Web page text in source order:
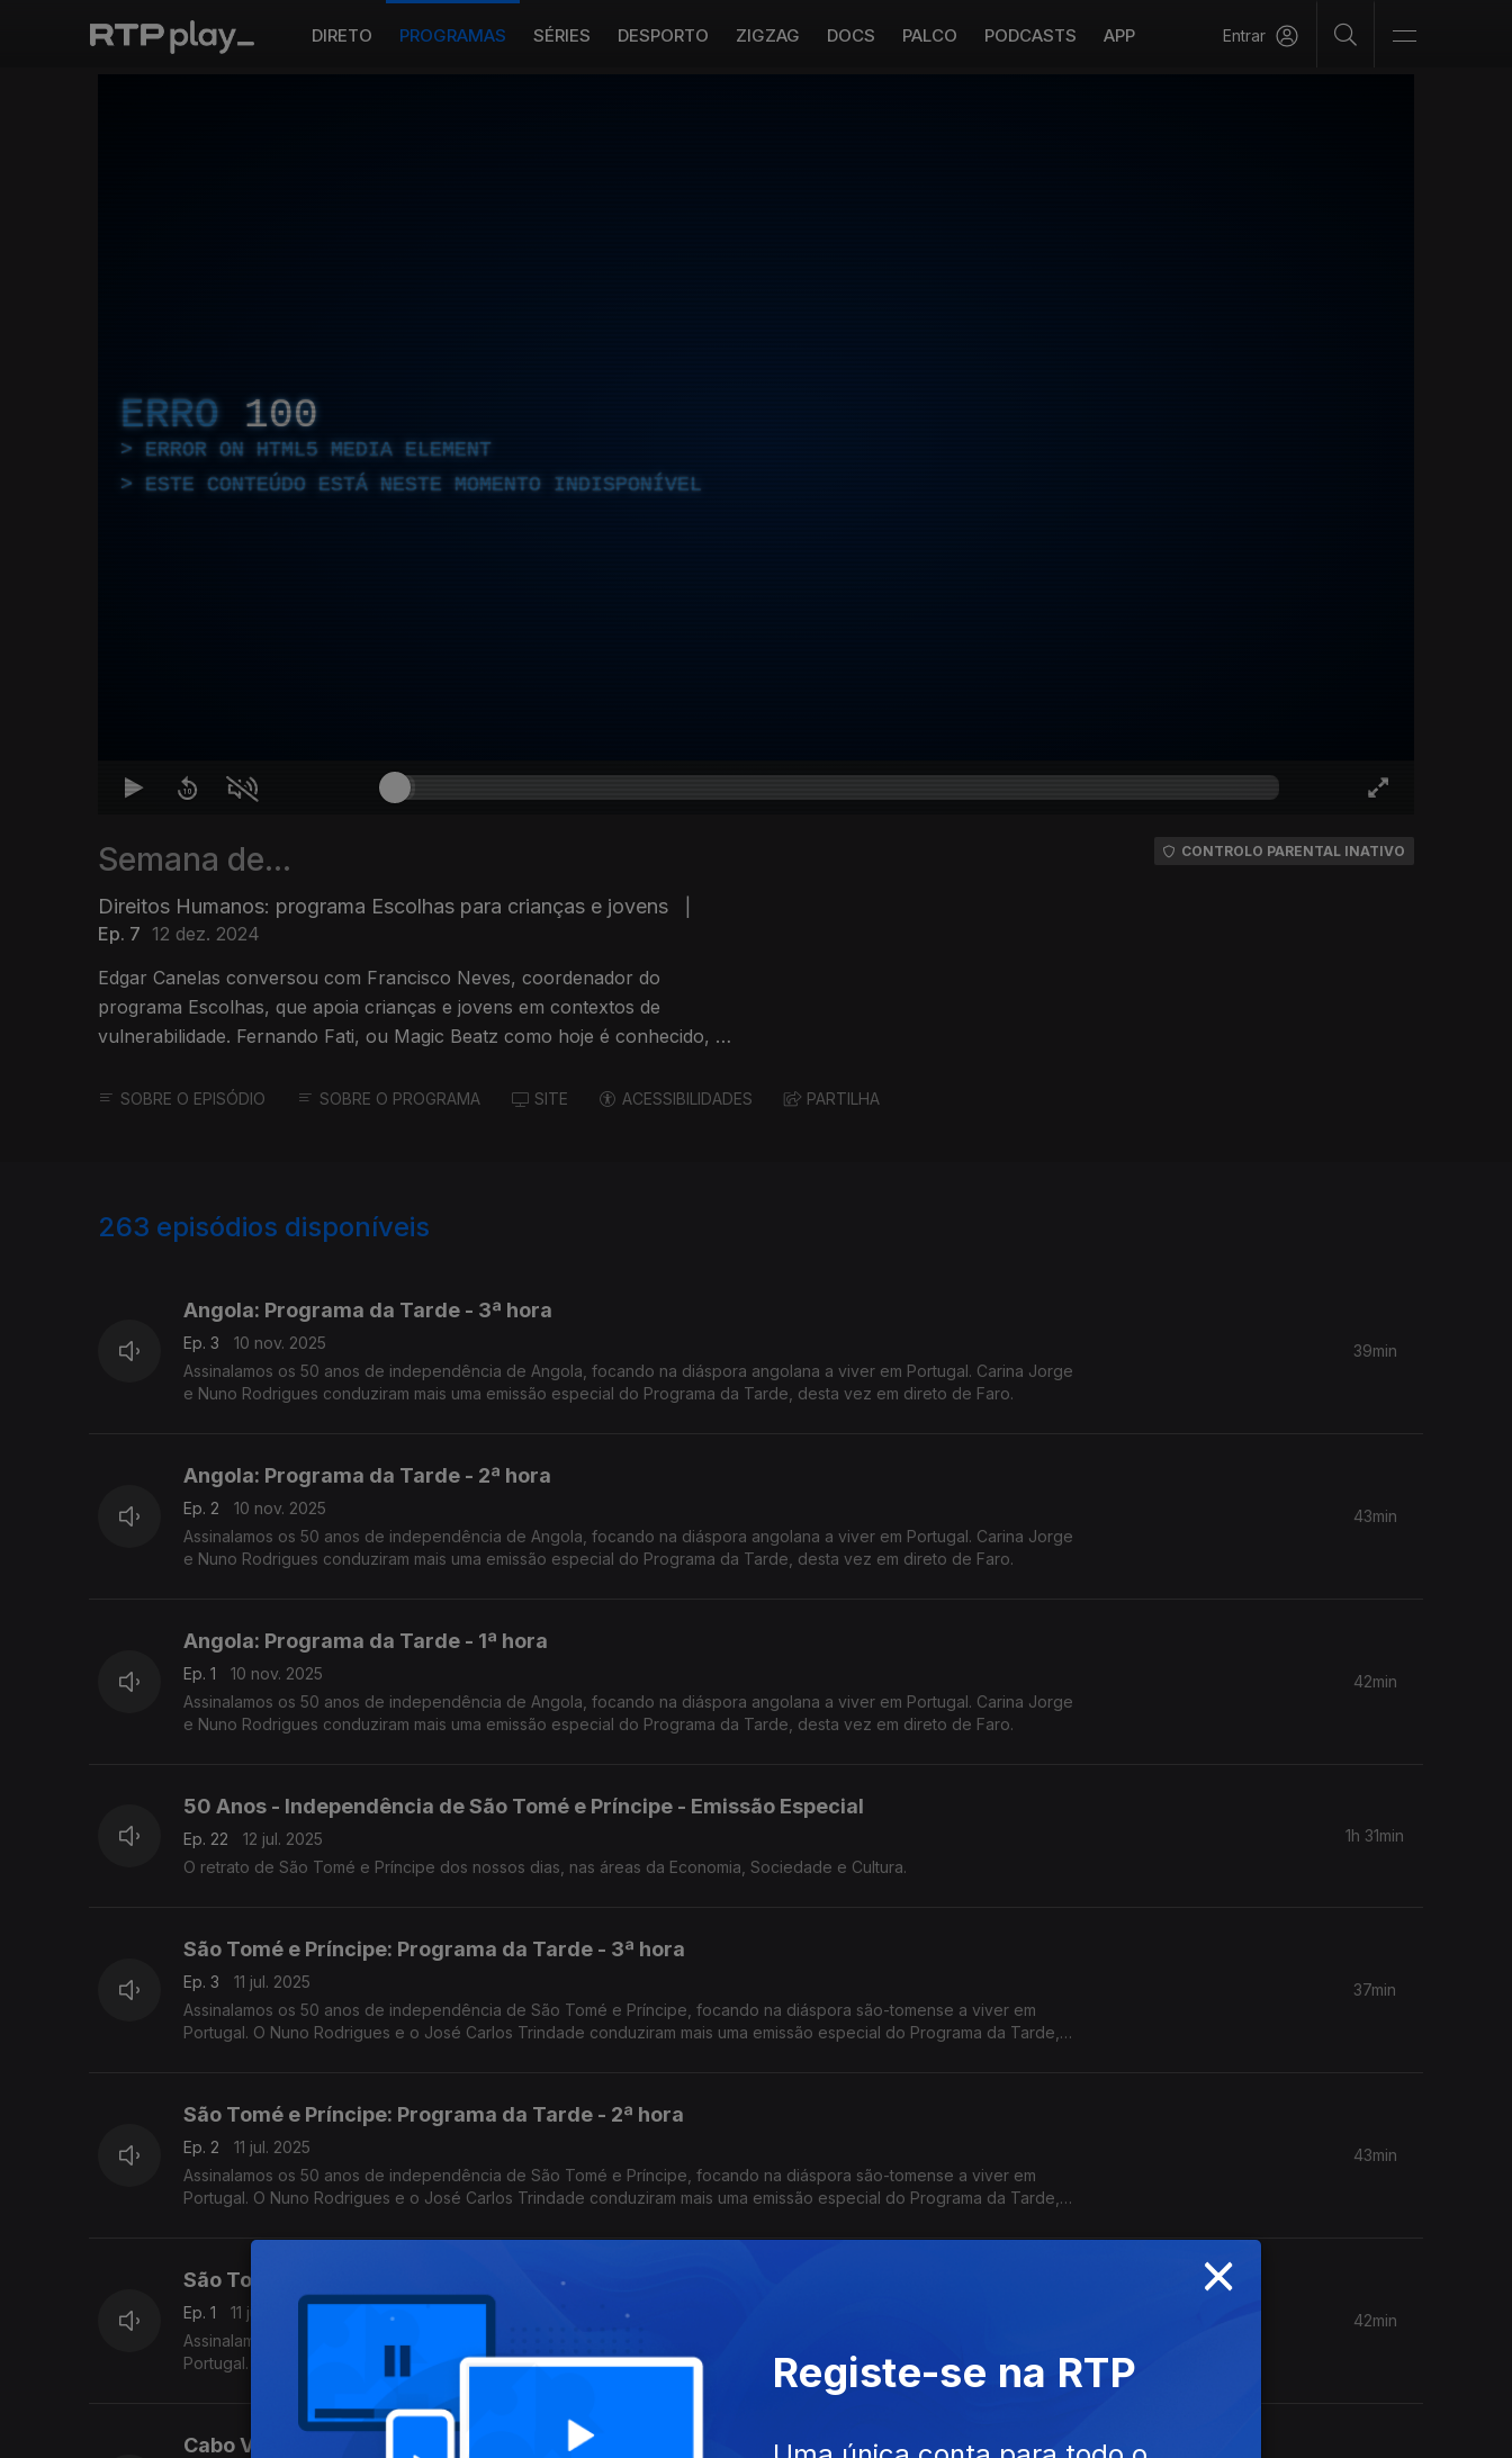
DIRETO PROGRAMAS SÉRIES DESPORTO ZIGZAG DOCS PALCO PODCASTS APP Entrar
ERRO 100
ERROR ON HTML5 MEDIA ELEMENT
ESTE CONTEÚDO ESTÁ NESTE MOMENTO INDISPONÍVEL
Semana de...
Direitos Humanos: programa Escolhas para crianças e jovens
Ep. 7 12 dez. 2024
Edgar Canelas conversou com Francisco Neves, coordenador do
programa Escolhas, que apoia crianças e jovens em contextos de
vulnerabilidade. Fernando Fati, ou Magic Beatz como hoje é conhecido, é
CONTROLO PARENTAL INATIVO
SOBRE O EPISÓDIO SOBRE O PROGRAMA SITE ACESSIBILIDADES PARTILHA
263 episódios disponíveis
Angola: Programa da Tarde - 3ª hora
Ep. 3
10 nov. 2025
Assinalamos os 50 anos de independência de Angola, focando na diáspora angolana a viver em Portugal. Carina Jorge
e Nuno Rodrigues conduziram mais uma emissão especial do Programa da Tarde, desta vez em direto de Faro.
39min
Angola: Programa da Tarde - 2ª hora
Ep. 2
10 nov. 2025
Assinalamos os 50 anos de independência de Angola, focando na diáspora angolana a viver em Portugal. Carina Jorge
e Nuno Rodrigues conduziram mais uma emissão especial do Programa da Tarde, desta vez em direto de Faro.
43min
Angola: Programa da Tarde - 1ª hora
Ep. 1
10 nov. 2025
Assinalamos os 50 anos de independência de Angola, focando na diáspora angolana a viver em Portugal. Carina Jorge
e Nuno Rodrigues conduziram mais uma emissão especial do Programa da Tarde, desta vez em direto de Faro.
42min
50 Anos - Independência de São Tomé e Príncipe - Emissão Especial
Ep. 22
12 jul. 2025
O retrato de São Tomé e Príncipe dos nossos dias, nas áreas da Economia, Sociedade e Cultura.
1h 31min
São Tomé e Príncipe: Programa da Tarde - 3ª hora
Ep. 3
11 jul. 2025
Assinalamos os 50 anos de independência de São Tomé e Príncipe, focando na diáspora são-tomense a viver em
Portugal. O Nuno Rodrigues e o José Carlos Trindade conduziram mais uma emissão especial do Programa da Tarde,
37min
São Tomé e Príncipe: Programa da Tarde - 2ª hora
Ep. 2
11 jul. 2025
Assinalamos os 50 anos de independência de São Tomé e Príncipe, focando na diáspora são-tomense a viver em
Portugal. O Nuno Rodrigues e o José Carlos Trindade conduziram mais uma emissão especial do Programa da Tarde,
43min
São Tomé e Príncipe: Programa da Tarde - 1ª hora
Ep. 1
11 jul. 2025
Assinalamos os 50 anos de independência de São Tomé e Príncipe, focando na diáspora são-tomense a viver em
Portugal. O Nuno Rodrigues e o José Carlos Trindade conduziram mais uma emissão especial do Programa da Tarde,
42min
Cabo Verde: Comemorações oficiais dos 50 anos de independência
×
Registe-se na RTP